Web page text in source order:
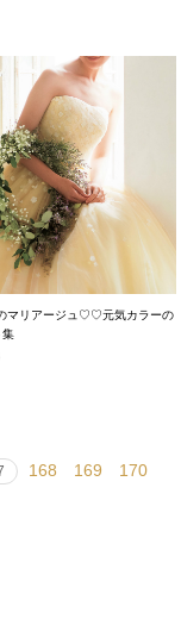
マリアージュ♡♡元気カラーの
集
168 169
170